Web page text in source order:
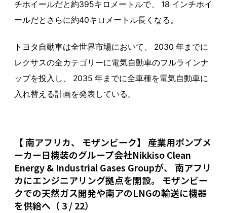
チホイールだと約395キロメートルで、 18 インチホイ
ールだとさらに約40キロメートル長くなる。
トヨタ自動車は全世界市場において、 2030 年までに
レクサスの全カテゴリーに電気自動車のフルラインナ
ップを投入し、 2035 年までに全車種を電気自動車に
入れ替える計画を発表している。
【 南アフリカ、 モザンビーク】 産業用ポンプメ
ーカー日機装のグループ会社Nikkiso Clean
Energy & Industrial Gases Groupが、 南アフリ
カにエンジニアリング拠点を開設。 モザンビー
クでの天然ガス開発や南アのLNGの輸送に機器
を供給へ（ 3 / 22）